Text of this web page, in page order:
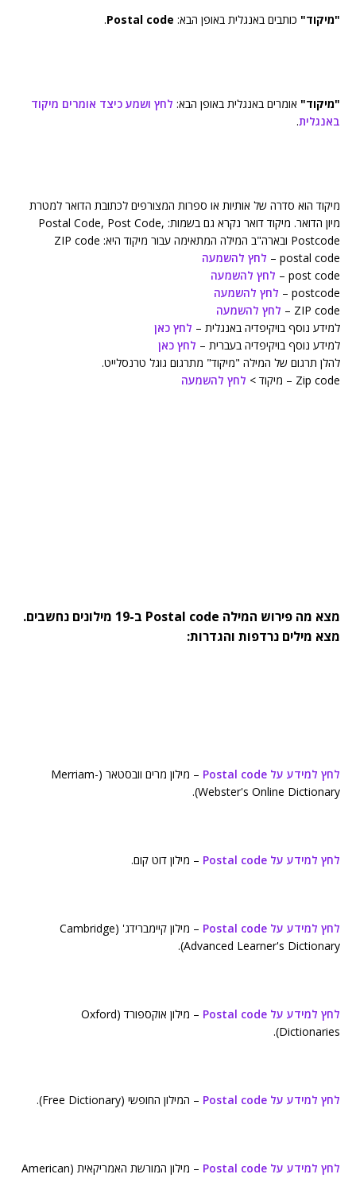
"מיקוד" כותבים באנגלית באופן הבא: Postal code
.
"מיקוד" אומרים באנגלית באופן הבא: לחץ ושמע כיצד אומרים מיקוד
באנגלית.
מיקוד הוא סדרה של אותיות או ספרות המצורפים לכתובת הדואר למטרת
מיון הדואר. מיקוד דואר נקרא גם בשמות: Postal Code, Post Code,
Postcode ובארה"ב המילה המתאימה עבור מיקוד היא: ZIP code
postal code –
לחץ להשמעה
post code –
לחץ להשמעה
postcode –
לחץ להשמעה
ZIP code –
לחץ להשמעה
למידע נוסף בויקיפדיה באנגלית – לחץ כאן
למידע נוסף בויקיפדיה בעברית – לחץ כאן
להלן תרגום של המילה "מיקוד" מתרגום גוגל טרנסלייט.
Zip code – מיקוד >
לחץ להשמעה
מצא מה פירוש המילה Postal code ב-19 מילונים נחשבים.
מצא מילים נרדפות והגדרות:
לחץ למידע על Postal code
– מילון מרים וובסטאר (Merriam-
Webster's Online Dictionary).
לחץ למידע על Postal code – מילון דוט קום.
לחץ למידע על Postal code
– מילון קיימברידג' (Cambridge
Advanced Learner's Dictionary).
לחץ למידע על Postal code
– מילון אוקספורד (Oxford
Dictionaries).
לחץ למידע על Postal code – המילון החופשי (Free Dictionary).
לחץ למידע על Postal code – מילון המורשת האמריקאית (American